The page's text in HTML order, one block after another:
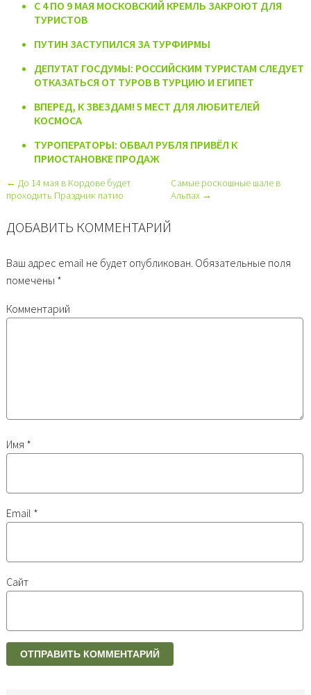
С 4 ПО 9 МАЯ МОСКОВСКИЙ КРЕМЛЬ ЗАКРОЮТ ДЛЯ
ТУРИСТОВ
ПУТИН ЗАСТУПИЛСЯ ЗА ТУРФИРМЫ
ДЕПУТАТ ГОСДУМЫ: РОССИЙСКИМ ТУРИСТАМ СЛЕДУЕТ
ОТКАЗАТЬСЯ ОТ ТУРОВ В ТУРЦИЮ И ЕГИПЕТ
ВПЕРЕД, К ЗВЕЗДАМ! 5 МЕСТ ДЛЯ ЛЮБИТЕЛЕЙ
КОСМОСА
ТУРОПЕРАТОРЫ: ОБВАЛ РУБЛЯ ПРИВЁЛ К
ПРИОСТАНОВКЕ ПРОДАЖ
← До 14 мая в Кордове будет
проходить Праздник патио
Самые роскошные шале в
Альпах →
ДОБАВИТЬ КОММЕНТАРИЙ
Ваш адрес email не будет опубликован. Обязательные поля
помечены *
Комментарий
Имя *
Email *
Сайт